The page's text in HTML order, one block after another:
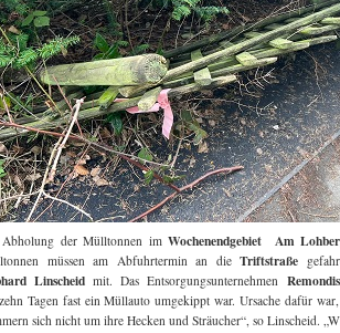
der Mülltonnen im Wochenendgebiet Am
müssen am Abfuhrtermin an dieTriftstraße
Linscheidmit. Das Entsorgungsunternehmen Remondis
Tagen fast ein Müllauto umgekippt war. Ursache dafür
sich nicht um ihre Hecken und Sträucher“, so Linscheid.